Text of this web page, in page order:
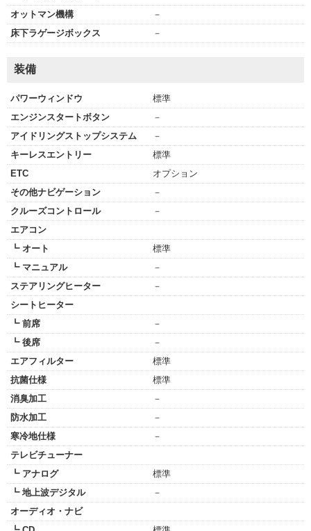
オットマン機構
－
床下ラゲージボックス
－
装備
パワーウィンドウ
標準
エンジンスタートボタン
－
アイドリングストップシステム
－
キーレスエントリー
標準
ETC
オプション
その他ナビゲーション
－
クルーズコントロール
－
エアコン
┗ オート
標準
┗ マニュアル
－
ステアリングヒーター
－
シートヒーター
┗ 前席
－
┗ 後席
－
エアフィルター
標準
抗菌仕様
標準
消臭加工
－
防水加工
－
寒冷地仕様
－
テレビチューナー
┗ アナログ
標準
┗ 地上波デジタル
－
オーディオ・ナビ